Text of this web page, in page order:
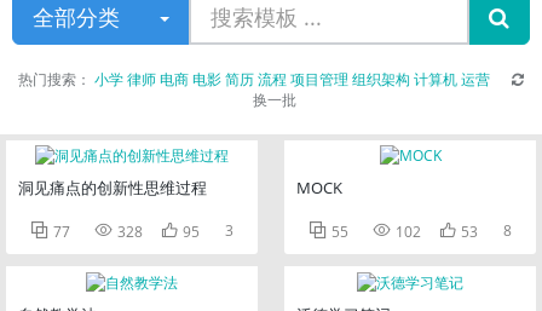
全部分类
热门搜索： 小学律师电商电影简历流程 项目管理 组织架构 计算机运营
换一批
洞见痛点的创新性思维过程
 77  328  95 3
MOCK
 55  102  53 8